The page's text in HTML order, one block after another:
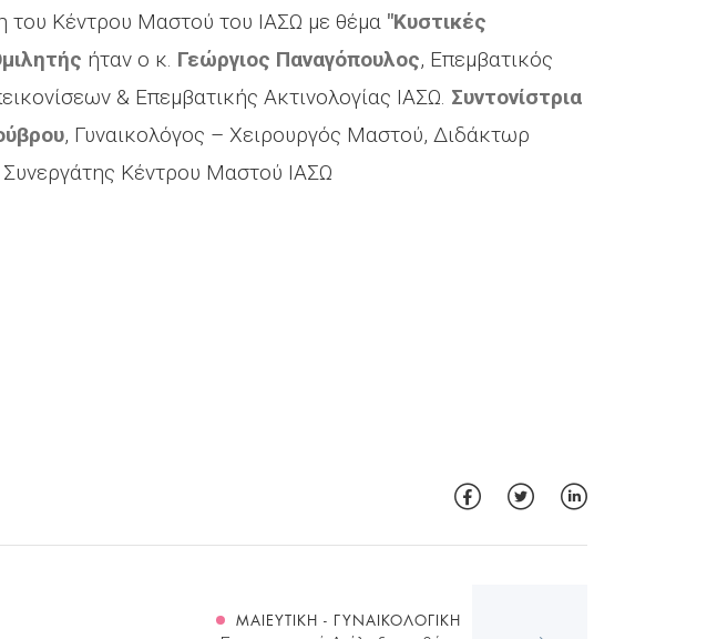
του Κέντρου Μαστού του ΙΑΣΩ με θέμα "Κυστικές
ήταν ο κ. Γεώργιος Παναγόπουλος, Επεμβατικός
& Επεμβατικής Ακτινολογίας ΙΑΣΩ. Συντονίστρια
, Γυναικολόγος – Χειρουργός Μαστού, Διδάκτωρ
Κέντρου Μαστού ΙΑΣΩ
ΜΑΙΕΥΤΙΚΉ - ΓΥΝΑΙΚΟΛΟΓΙΚΉ